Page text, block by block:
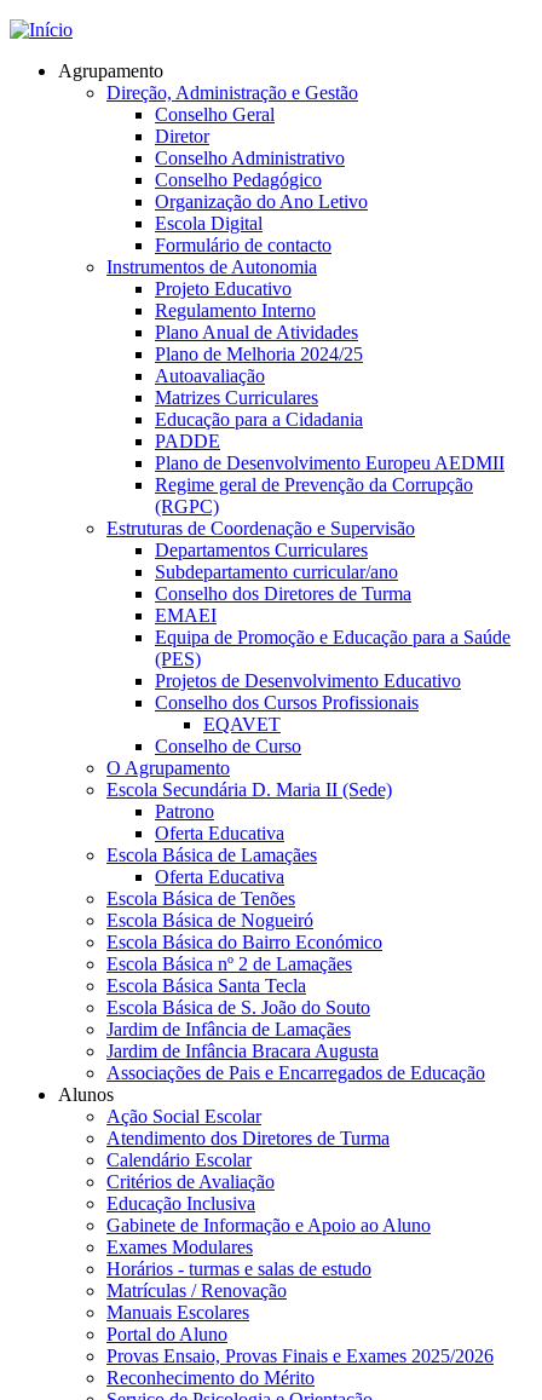
Jump to navigation
Agrupamento
Direção, Administração e Gestão
Conselho Geral
Diretor
Conselho Administrativo
Conselho Pedagógico
Organização do Ano Letivo
Escola Digital
Formulário de contacto
Instrumentos de Autonomia
Projeto Educativo
Regulamento Interno
Plano Anual de Atividades
Plano de Melhoria 2024/25
Autoavaliação
Matrizes Curriculares
Educação para a Cidadania
PADDE
Plano de Desenvolvimento Europeu AEDMII
Regime geral de Prevenção da Corrupção
(RGPC)
Estruturas de Coordenação e Supervisão
Departamentos Curriculares
Subdepartamento curricular/ano
Conselho dos Diretores de Turma
EMAEI
Equipa de Promoção e Educação para a Saúde
(PES)
Projetos de Desenvolvimento Educativo
Conselho dos Cursos Profissionais
EQAVET
Conselho de Curso
O Agrupamento
Escola Secundária D. Maria II (Sede)
Patrono
Oferta Educativa
Escola Básica de Lamaçães
Oferta Educativa
Escola Básica de Tenões
Escola Básica de Nogueiró
Escola Básica do Bairro Económico
Escola Básica nº 2 de Lamaçães
Escola Básica Santa Tecla
Escola Básica de S. João do Souto
Jardim de Infância de Lamaçães
Jardim de Infância Bracara Augusta
Associações de Pais e Encarregados de Educação
Alunos
Ação Social Escolar
Atendimento dos Diretores de Turma
Calendário Escolar
Critérios de Avaliação
Educação Inclusiva
Gabinete de Informação e Apoio ao Aluno
Exames Modulares
Horários - turmas e salas de estudo
Matrículas / Renovação
Manuais Escolares
Portal do Aluno
Provas Ensaio, Provas Finais e Exames 2025/2026
Reconhecimento do Mérito